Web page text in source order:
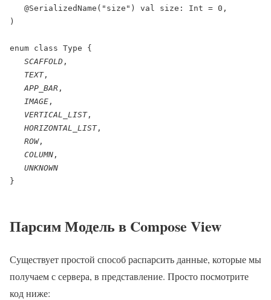
@SerializedName("size") val size: Int = 0,
)
enum class Type {
SCAFFOLD ,
TEXT,
APP_BAR ,
IMAGE ,
VERTICAL_LIST,
HORIZONTAL_LIST,
ROW,
COLUMN ,
UNKNOWN
}
Парсим Модель в Compose View
Существует простой способ распарсить данные, которые мы
получаем с сервера, в представление. Просто посмотрите
код ниже: